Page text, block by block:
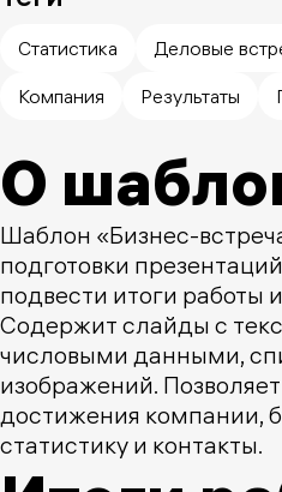
Статистика Деловые
Компания
Результаты
О
Шаблон «Бизнес-
подготовки
подвести итоги работы
Содержит слайды с
числовыми данными,
изображений.
достижения компании,
статистику и контакты.